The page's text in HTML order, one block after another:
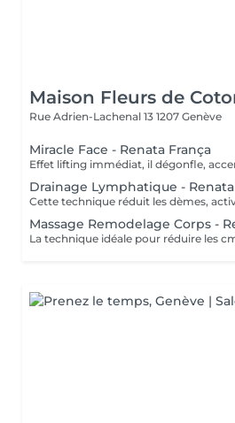
Maison Fleurs de
Rue Adrien-Lachenal 13 1207 Genève
Miracle Face - Renata França
Drainage Lymphatique -
Massage Remodelage Corps -